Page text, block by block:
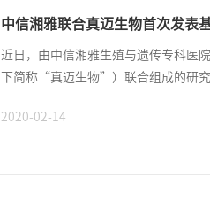
中信湘雅联合真迈生物首次发表
近日，由中信湘雅生殖与遗传专科医
下简称“真迈生物”）联合组成的研
2020-02-14